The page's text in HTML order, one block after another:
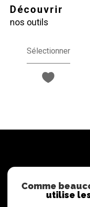
découvrir
nos outils
Sélectionner
5
Comme
utilise